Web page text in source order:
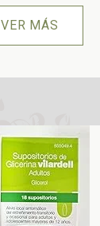
VER MÁS